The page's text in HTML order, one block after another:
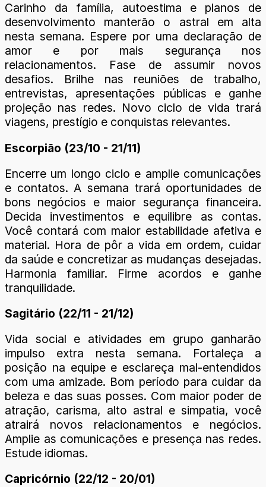
Carinho da família, autoestima e planos de
desenvolvimento manterão o astral em alta
nesta semana. Espere por uma declaração de
amor e por mais segurança nos
relacionamentos. Fase de assumir novos
desafios. Brilhe nas reuniões de trabalho,
entrevistas, apresentações públicas e ganhe
projeção nas redes. Novo ciclo de vida trará
viagens, prestígio e conquistas relevantes.
Escorpião (23/10 - 21/11)
Encerre um longo ciclo e amplie comunicações
e contatos. A semana trará oportunidades de
bons negócios e maior segurança financeira.
Decida investimentos e equilibre as contas.
Você contará com maior estabilidade afetiva e
material. Hora de pôr a vida em ordem, cuidar
da saúde e concretizar as mudanças desejadas.
Harmonia familiar. Firme acordos e ganhe
tranquilidade.
Sagitário (22/11 - 21/12)
Vida social e atividades em grupo ganharão
impulso extra nesta semana. Fortaleça a
posição na equipe e esclareça mal-entendidos
com uma amizade. Bom período para cuidar da
beleza e das suas posses. Com maior poder de
atração, carisma, alto astral e simpatia, você
atrairá novos relacionamentos e negócios.
Amplie as comunicações e presença nas redes.
Estude idiomas.
Capricórnio (22/12 - 20/01)